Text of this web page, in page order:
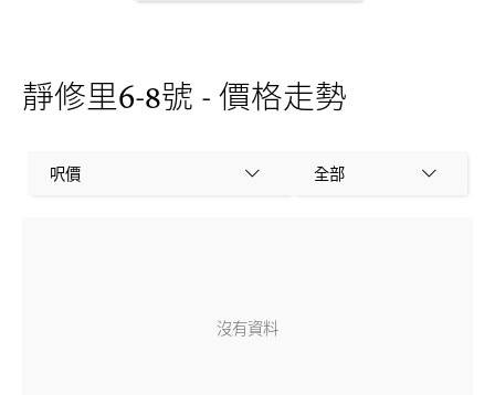
靜修里6-8號 - 價格走勢
呎價 全部
沒有資料